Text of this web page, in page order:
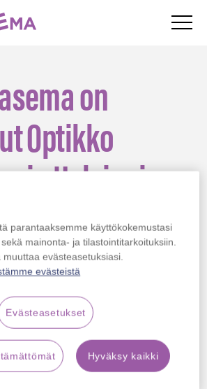
on
Optikko
Helsingin
Oy on ostanut Optikko
Kauppa astui
Optikko Sjöblom lopettaa
eläköityessä ja
jatkossa Silmäaseman
sekä
muissa toimipisteissä.
myötä Optikko Sjöblomin
parantaaksemme käyttökokemustasi
mainonta- ja tilastointitarkoituksiin.
muuttaa evästeasetuksiasi.
evästeistä
Evästeasetukset
Hyväksy kaikki